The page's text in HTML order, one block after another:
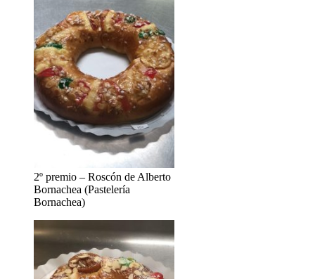
2º premio – Roscón de Alberto
Bornachea (Pastelería
Bornachea)